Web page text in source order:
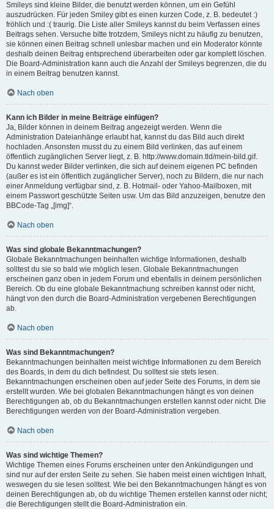
Smileys sind kleine Bilder, die benutzt werden können, um ein Gefühl
auszudrücken. Für jeden Smiley gibt es einen kurzen Code, z. B. bedeutet :)
fröhlich und :( traurig. Die Liste aller Smileys kannst du beim Verfassen eines
Beitrags sehen. Versuche bitte trotzdem, Smileys nicht zu häufig zu benutzen,
sie können einen Beitrag schnell unlesbar machen und ein Moderator könnte
deshalb deinen Beitrag entsprechend überarbeiten oder gar komplett löschen.
Die Board-Administration kann auch die Anzahl der Smileys begrenzen, die du
in einem Beitrag benutzen kannst.
Nach oben
Kann ich Bilder in meine Beiträge einfügen?
Ja, Bilder können in deinem Beitrag angezeigt werden. Wenn die
Administration Dateianhänge erlaubt hat, kannst du das Bild auch direkt
hochladen. Ansonsten musst du zu einem Bild verlinken, das auf einem
öffentlich zugänglichen Server liegt, z. B. http://www.domain.tld/mein-bild.gif.
Du kannst weder Bilder verlinken, die sich auf deinem eigenen PC befinden
(außer es ist ein öffentlich zugänglicher Server), noch zu Bildern, die nur nach
einer Anmeldung verfügbar sind, z. B. Hotmail- oder Yahoo-Mailboxen, mit
einem Passwort geschützte Seiten usw. Um das Bild anzuzeigen, benutze den
BBCode-Tag „[img]“.
Nach oben
Was sind globale Bekanntmachungen?
Globale Bekanntmachungen beinhalten wichtige Informationen, deshalb
solltest du sie so bald wie möglich lesen. Globale Bekanntmachungen
erscheinen ganz oben in jedem Forum und ebenfalls in deinem persönlichen
Bereich. Ob du eine globale Bekanntmachung schreiben kannst oder nicht,
hängt von den durch die Board-Administration vergebenen Berechtigungen
ab.
Nach oben
Was sind Bekanntmachungen?
Bekanntmachungen beinhalten meist wichtige Informationen zu dem Bereich
des Boards, in dem du dich befindest. Du solltest sie stets lesen.
Bekanntmachungen erscheinen oben auf jeder Seite des Forums, in dem sie
erstellt wurden. Wie bei globalen Bekanntmachungen hängt es von deinen
Berechtigungen ab, ob du Bekanntmachungen erstellen kannst oder nicht. Die
Berechtigungen werden von der Board-Administration vergeben.
Nach oben
Was sind wichtige Themen?
Wichtige Themen eines Forums erscheinen unter den Ankündigungen und
sind nur auf der ersten Seite zu sehen. Sie haben meist einen wichtigen Inhalt,
weswegen du sie lesen solltest. Wie bei den Bekanntmachungen hängt es von
deinen Berechtigungen ab, ob du wichtige Themen erstellen kannst oder nicht;
die Berechtigungen stellt die Board-Administration ein.